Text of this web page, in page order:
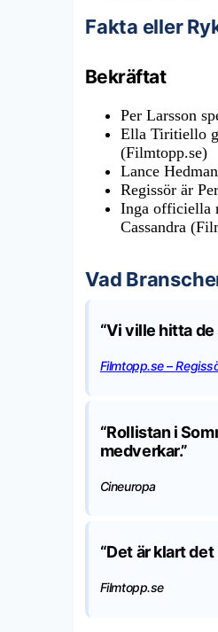
Fakta eller
Bekräftat
Per Larsson
Ella Tiritiello
(Filmtopp.se)
Lance
Regissör är
Inga officiella
Cassandra
Vad
“Vi ville hitta
Filmtopp.se –
“Rollistan i
medverkar.”
Cineuropa
“Det är klart
Filmtopp.se